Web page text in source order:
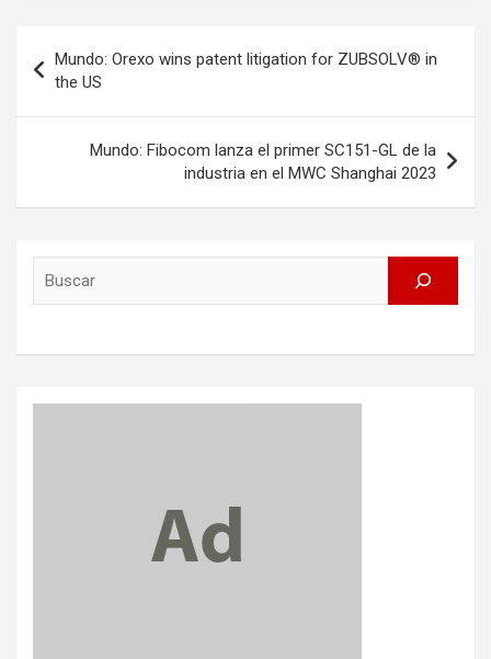
navigation
Mundo: Orexo wins patent litigation for ZUBSOLV® in
the US
Mundo: Fibocom lanza el primer SC151-GL de la
industria en el MWC Shanghai 2023